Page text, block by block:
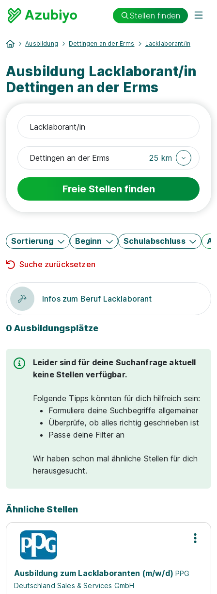
Stellen finden
Ausbildung Dettingen an der Erms Lacklaborant/in
Ausbildung Lacklaborant/in
Dettingen an der Erms
25 km
Freie Stellen finden
Sortierung Beginn Schulabschluss
Suche zurücksetzen
Infos zum Beruf Lacklaborant
0 Ausbildungsplätze
Leider sind für deine Suchanfrage aktuell
keine Stellen verfügbar.
Folgende Tipps könnten für dich hilfreich sein:
Formuliere deine Suchbegriffe allgemeiner
Überprüfe, ob alles richtig geschrieben ist
Passe deine Filter an
Wir haben schon mal ähnliche Stellen für dich
herausgesucht.
Ähnliche Stellen
Ausbildung zum Lacklaboranten (m/w/d) PPG
Deutschland Sales & Services GmbH